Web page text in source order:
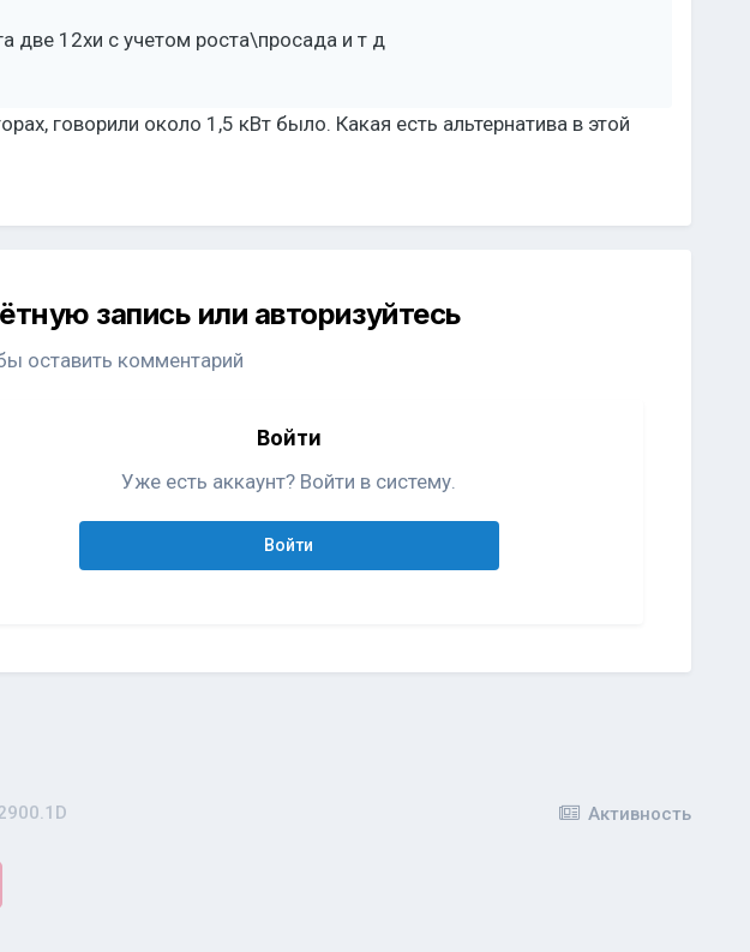
две 12хи с учетом роста\просада и т д
говорили около 1,5 кВт было. Какая есть альтернатива в этой
запись или авторизуйтесь
оставить комментарий
Войти
Уже есть аккаунт? Войти в систему.
Войти
Активность